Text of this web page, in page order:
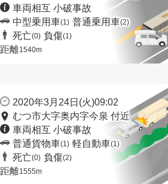
車両相互 小破事故
中型乗用車(1) 普通乗用車(2)
死亡(0) 負傷(1)
距離1540m
2020年3月24日(火)09:02
むつ市大字奥内字今泉 付近
車両相互 小破事故
普通貨物車(1) 軽自動車(1)
死亡(0) 負傷(2)
距離1555m